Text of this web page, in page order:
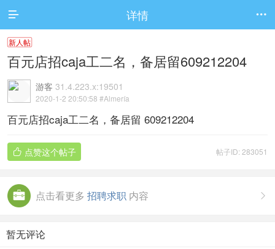
 详情 
新人帖
百元店招caja工二名，备居留609212204
游客 31.4.223.x:19501
2020-1-2 20:50:58 #Almería
百元店招caja工二名，备居留 609212204
帖子ID: 283051
 点赞这个帖子

点击看更多 招聘求职 内容
暂无评论